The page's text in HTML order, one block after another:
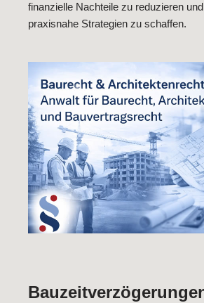
finanzielle Nachteile zu reduzieren
praxisnahe Strategien zu schaffen.